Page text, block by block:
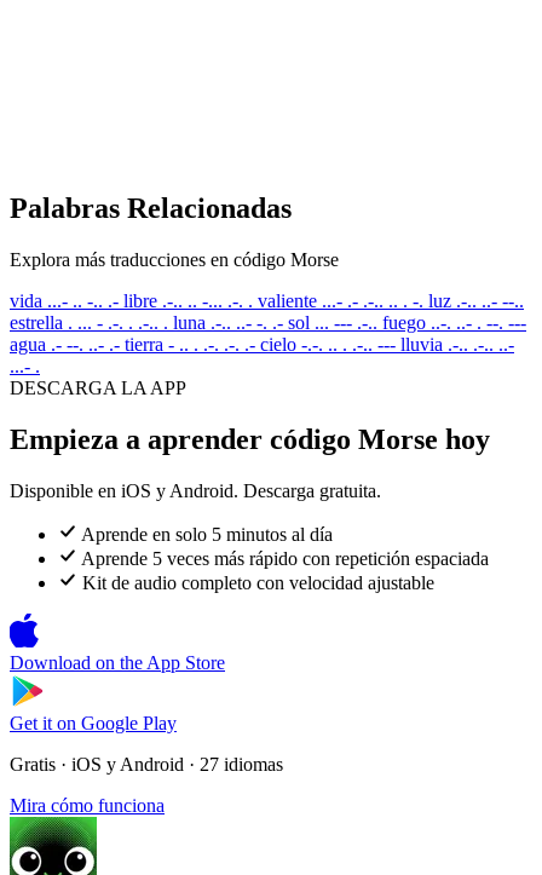
Palabras Relacionadas
Explora más traducciones en código Morse
vida ...- .. -.. .- libre .-.. .. -... .-. . valiente ...- .- .-.. .. . -. luz .-.. ..- --..
estrella . ... - .-. . .-.. . luna .-.. ..- -. .- sol ... --- .-.. fuego ..-. ..- . --. ---
agua .- --. ..- .- tierra - .. . .-. .-. .- cielo -.-. .. . .-.. --- lluvia .-.. .-.. ..-
...- .
DESCARGA LA APP
Empieza a aprender código Morse hoy
Disponible en iOS y Android. Descarga gratuita.
Aprende en solo 5 minutos al día
Aprende 5 veces más rápido con repetición espaciada
Kit de audio completo con velocidad ajustable
Download on the App Store
Get it on Google Play
Gratis · iOS y Android · 27 idiomas
Mira cómo funciona